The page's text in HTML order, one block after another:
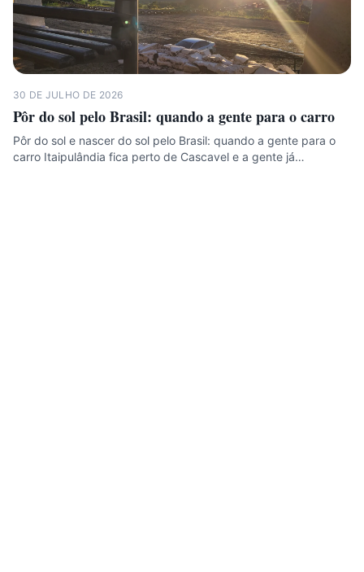
30 DE JULHO DE 2026
Pôr do sol pelo Brasil: quando a gente para o carro
Pôr do sol e nascer do sol pelo Brasil: quando a gente para o
carro Itaipulândia fica perto de Cascavel e a gente já…